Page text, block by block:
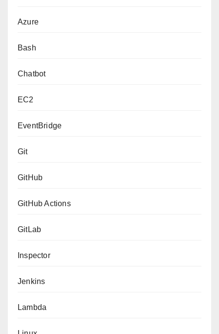
Azure
Bash
Chatbot
EC2
EventBridge
Git
GitHub
GitHub Actions
GitLab
Inspector
Jenkins
Lambda